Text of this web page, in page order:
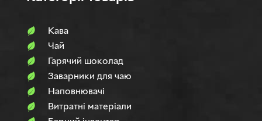
Кава
Чай
Гарячий шоколад
Заварники для чаю
Наповнювачi
Витратні матеріали